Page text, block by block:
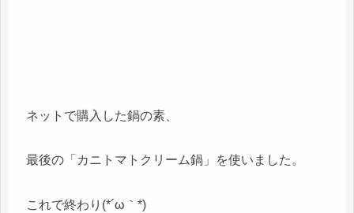
ネットで購入した鍋の素、
最後の「カニトマトクリーム鍋」を使いました。
これで終わり(*´ω｀*)